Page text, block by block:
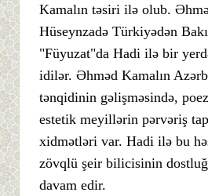
Kamalın təsiri ilə olub.
Hüseynzadə Türkiyədən
"Füyuzat"da Hadi ilə bir
idilər. Əhməd Kamalın
tənqidinin gəlişməsində,
estetik meyillərin pərvəriş
xidmətləri var. Hadi ilə bu
zövqlü şeir bilicisinin
davam edir.